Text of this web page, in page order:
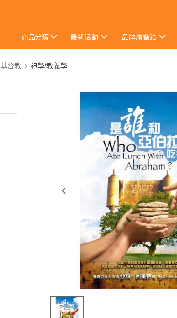
商品分類 最新活動 品牌旗艦館
基督教 神學/教義學